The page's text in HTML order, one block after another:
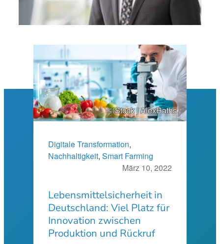
©iStock | AlexRaths
Digitale Transformation
Nachhaltigkeit, Smart Farming
März 10, 2022
Lebensmittelsicherheit in
Deutschland: Viel Platz für
Innovation zwischen
Produktion und Rückruf